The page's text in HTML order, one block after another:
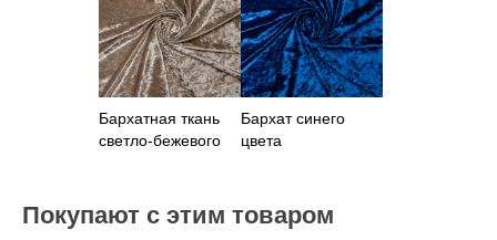
Бархатная ткань
светло-бежевого
Бархат синего
цвета
Покупают с этим товаром